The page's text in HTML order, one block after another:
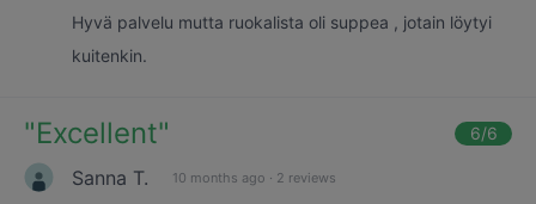
Hyvä palvelu mutta ruokalista oli suppea , jotain löytyi
kuitenkin.
"Excellent" 6/6
Sanna T. 10 months ago · 2 reviews